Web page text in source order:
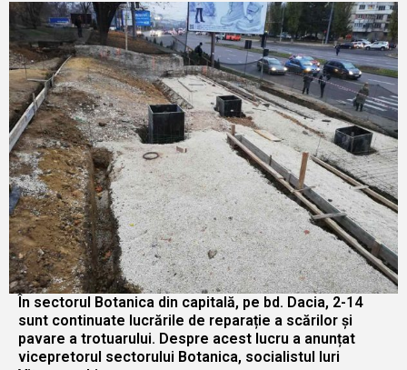
În sectorul Botanica din capitală, pe bd. Dacia, 2-14
sunt continuate lucrările de reparație a scărilor și
pavare a trotuarului. Despre acest lucru a anunțat
vicepretorul sectorului Botanica, socialistul Iuri